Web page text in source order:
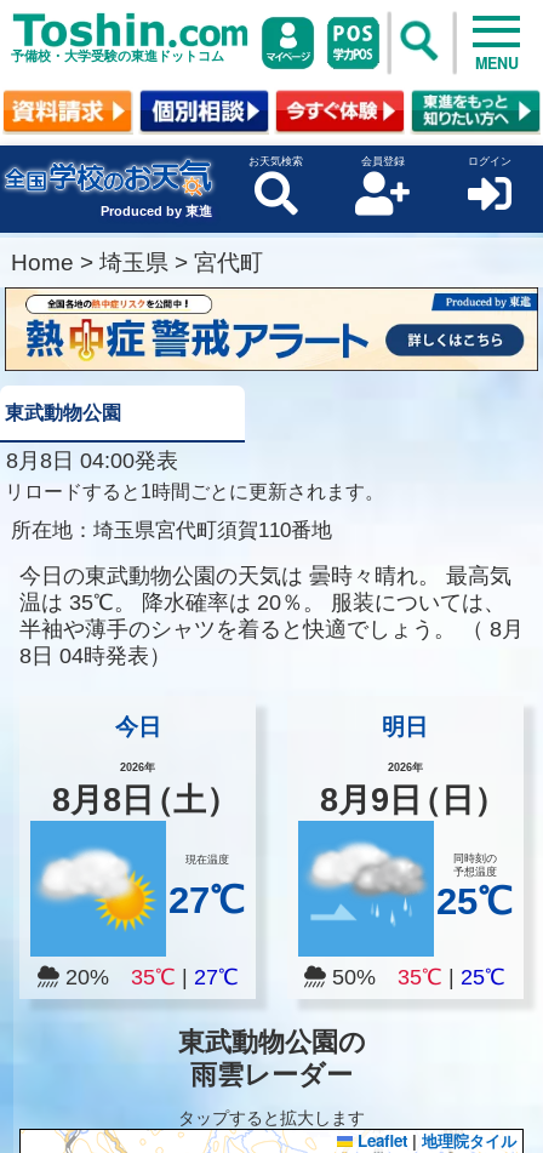
予備校・大学受験の東進ドットコム MENU
Produced by 東進
お天気検索 会員登録 ログイン
Home > 埼玉県 > 宮代町
東武動物公園
8月8日 04:00発表
リロードすると1時間ごとに更新されます。
所在地： 埼玉県宮代町須賀110番地
今日の東武動物公園の天気は 曇時々晴れ。
最高気
温は 35℃。 降水確率は 20％。
服装については、
半袖や薄手のシャツを着ると快適でしょう。
（ 8月
8日 04時発表）
今日
2026年
8月8 日（土）
現在温度
27℃
20% 35℃ 27℃
明日
2026年
8月 9 日（日）
同時刻の
予想温度
25℃
50%35℃ |25℃
東武動物公園の
雨雲レーダー
タップすると拡大します
Leaflet | 地理院タイル